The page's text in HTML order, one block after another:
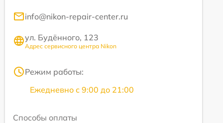
info@nikon-repair-center.ru
ул. Будённого, 123
Адрес сервисного центра Nikon
Режим работы:
Ежедневно с 9:00 до 21:00
Способы оплаты